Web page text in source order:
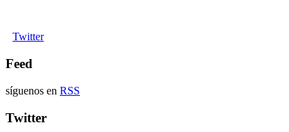
Twitter
Feed
síguenos en RSS
Twitter